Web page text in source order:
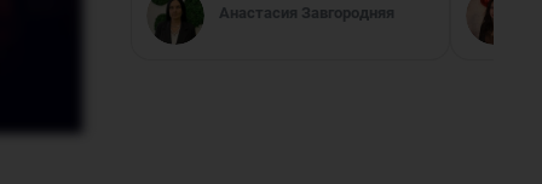
Анастасия Завгородняя